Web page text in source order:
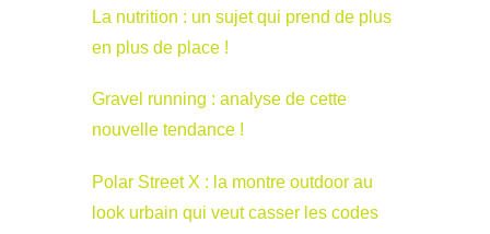
La nutrition : un sujet qui prend de plus
en plus de place !
Gravel running : analyse de cette
nouvelle tendance !
Polar Street X : la montre outdoor au
look urbain qui veut casser les codes